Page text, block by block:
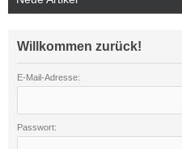
Willkommen zurück!
E-Mail-Adresse:
Passwort: